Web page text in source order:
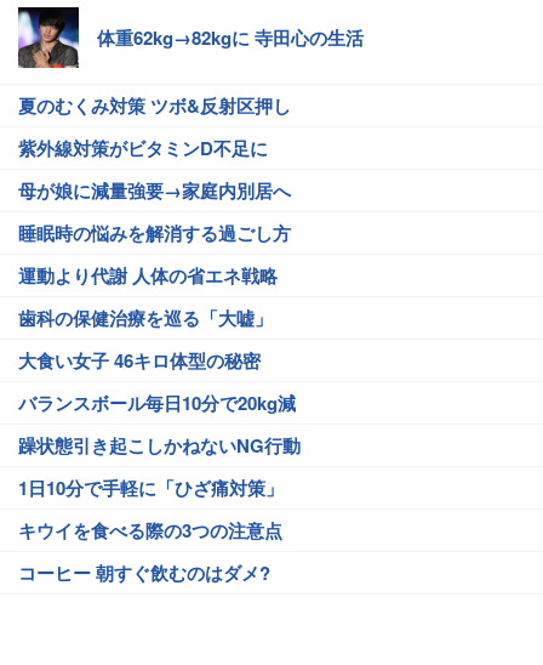
体重62kg→82kgに 寺田心の生活
夏のむくみ対策 ツボ&反射区押し
紫外線対策がビタミンD不足に
母が娘に減量強要→家庭内別居へ
睡眠時の悩みを解消する過ごし方
運動より代謝 人体の省エネ戦略
歯科の保健治療を巡る「大嘘」
大食い女子 46キロ体型の秘密
バランスボール毎日10分で20kg減
躁状態引き起こしかねないNG行動
1日10分で手軽に「ひざ痛対策」
キウイを食べる際の3つの注意点
コーヒー 朝すぐ飲むのはダメ?